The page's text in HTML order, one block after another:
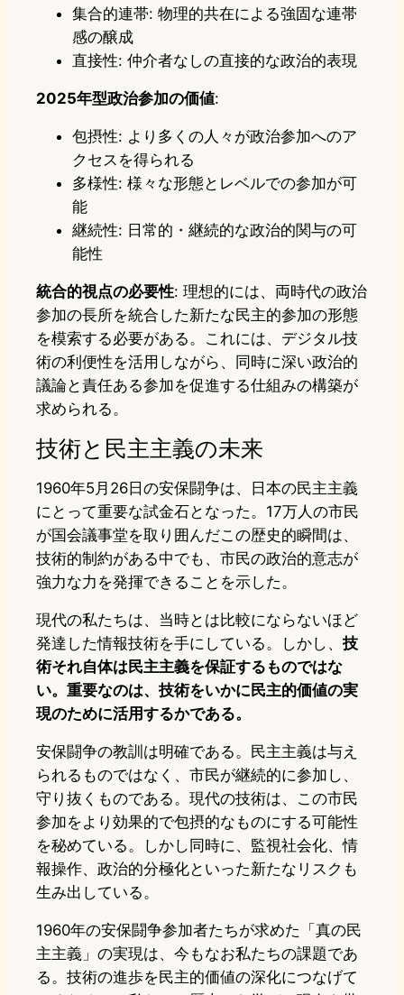
集合的連帯: 物理的共在による強固な連帯
感の醸成
直接性: 仲介者なしの直接的な政治的表現
2025年型政治参加の価値:
包摂性: より多くの人々が政治参加へのア
クセスを得られる
多様性: 様々な形態とレベルでの参加が可
能
継続性: 日常的・継続的な政治的関与の可
能性
統合的視点の必要性: 理想的には、両時代の政治
参加の長所を統合した新たな民主的参加の形態
を模索する必要がある。これには、デジタル技
術の利便性を活用しながら、同時に深い政治的
議論と責任ある参加を促進する仕組みの構築が
求められる。
技術と民主主義の未来
1960年5月26日の安保闘争は、日本の民主主義
にとって重要な試金石となった。17万人の市民
が国会議事堂を取り囲んだこの歴史的瞬間は、
技術的制約がある中でも、市民の政治的意志が
強力な力を発揮できることを示した。
現代の私たちは、当時とは比較にならないほど
発達した情報技術を手にしている。しかし、 技
術それ自体は民主主義を保証するものではな
い。重要なのは、技術をいかに民主的価値の実
現のために活用するかである。
安保闘争の教訓は明確である。民主主義は与え
られるものではなく、市民が継続的に参加し、
守り抜くものである。現代の技術は、この市民
参加をより効果的で包摂的なものにする可能性
を秘めている。しかし同時に、監視社会化、情
報操作、政治的分極化といった新たなリスクも
生み出している。
1960年の安保闘争参加者たちが求めた「真の民
主主義」の実現は、今もなお私たちの課題であ
る。技術の進歩を民主的価値の深化につなげて